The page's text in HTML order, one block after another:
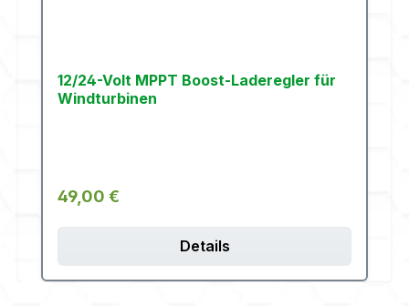
12/24-Volt MPPT Boost-Laderegler für
Windturbinen
Regulärer Preis:
49,00 €
Details